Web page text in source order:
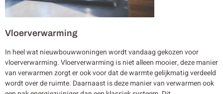
Vloerverwarming
In heel wat nieuwbouwwoningen wordt vandaag gekozen voor
vloerverwarming. Vloerverwarming is niet alleen mooier, deze manier
van verwarmen zorgt er ook voor dat de warmte gelijkmatig verdeeld
wordt over de ruimte. Daarnaast is deze manier van verwarmen ook